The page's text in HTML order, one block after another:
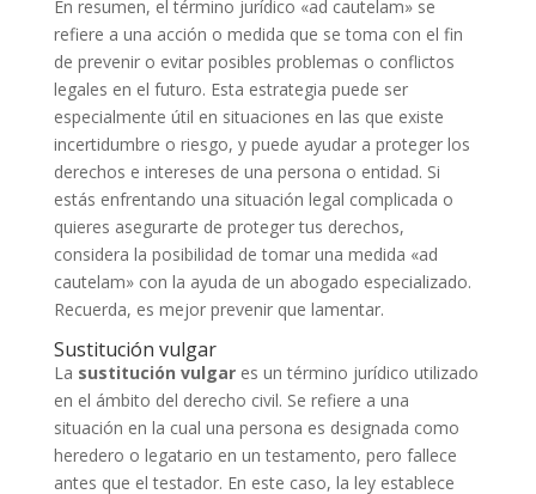
En resumen, el término jurídico «ad cautelam» se
refiere a una acción o medida que se toma con el fin
de prevenir o evitar posibles problemas o conflictos
legales en el futuro. Esta estrategia puede ser
especialmente útil en situaciones en las que existe
incertidumbre o riesgo, y puede ayudar a proteger los
derechos e intereses de una persona o entidad. Si
estás enfrentando una situación legal complicada o
quieres asegurarte de proteger tus derechos,
considera la posibilidad de tomar una medida «ad
cautelam» con la ayuda de un abogado especializado.
Recuerda, es mejor prevenir que lamentar.
Sustitución vulgar
La sustitución vulgares un término jurídico utilizado
en el ámbito del derecho civil. Se refiere a una
situación en la cual una persona es designada como
heredero o legatario en un testamento, pero fallece
antes que el testador. En este caso, la ley establece